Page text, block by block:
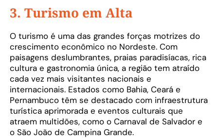
3. Turismo em Alta
O turismo é uma das grandes forças motrizes do
crescimento econômico no Nordeste. Com
paisagens deslumbrantes, praias paradisíacas, rica
cultura e gastronomia única, a região tem atraído
cada vez mais visitantes nacionais e
internacionais. Estados como Bahia, Ceará e
Pernambuco têm se destacado com infraestrutura
turística aprimorada e eventos culturais que
atraem multidões, como o Carnaval de Salvador e
o São João de Campina Grande.